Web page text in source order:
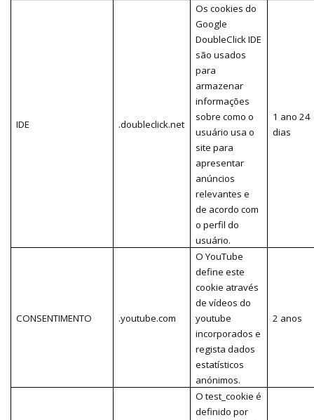
IDE .doubleclick.net
Os cookies do
Google
DoubleClick IDE
são usados
para
armazenar
informações
sobre como o
usuário usa o
site para
apresentar
anúncios
relevantes e
de acordo com
o perfil do
usuário.
1 ano 24
dias
CONSENTIMENTO .youtube.com
O YouTube
define este
cookie através
de vídeos do
youtube
incorporados e
regista dados
estatísticos
anónimos.
2 anos
O test_cookie é
definido por